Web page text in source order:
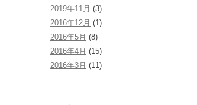
2019年11月 (3)
2016年12月 (1)
2016年5月 (8)
2016年4月 (15)
2016年3月 (11)